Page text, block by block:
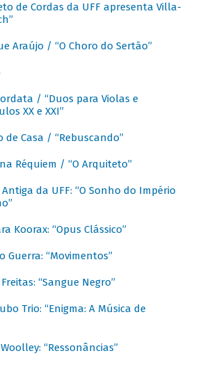
de Cordas da UFF apresenta Villa-
Araújo / “O Choro do Sertão”
/ “Duos para Violas e
XX e XXI”
de Casa / “Rebuscando”
Réquiem / “O Arquiteto”
da UFF: “O Sonho do Império
Koorax: “Opus Clássico”
Guerra: “Movimentos”
“Sangue Negro”
Trio: “Enigma: A Música de
“Ressonâncias”